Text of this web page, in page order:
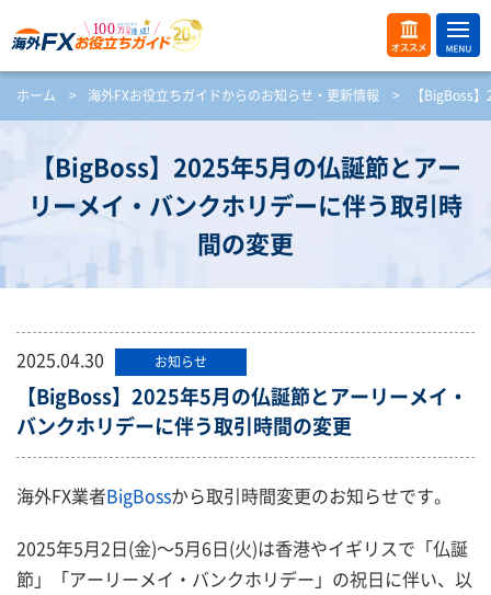
オス
スメ
ME
NU
開
く
ホーム > 海外FXお役立ちガイドからのお知らせ・更新情報 > 【BigBoss
【BigBoss】2025年5月の仏誕節とアー
リーメイ・バンクホリデーに伴う取引時
間の変更
2025.04.30 お知らせ
【BigBoss】2025年5月の仏誕節とアーリーメイ・
バンクホリデーに伴う取引時間の変更
海外FX業者BigBossから取引時間変更のお知らせです。
2025年5月2日(金)～5月6日(火)は香港やイギリスで「仏誕
節」「アーリーメイ・バンクホリデー」の祝日に伴い、以